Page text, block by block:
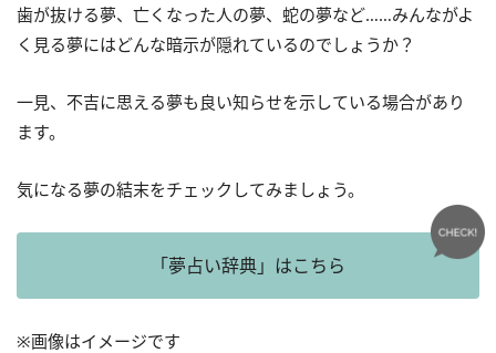
歯が抜ける夢、亡くなった人の夢、蛇の夢など……みんながよ
く見る夢にはどんな暗示が隠れているのでしょうか？
一見、不吉に思える夢も良い知らせを示している場合があり
ます。
気になる夢の結末をチェックしてみましょう。
「夢占い辞典」はこちら
※画像はイメージです